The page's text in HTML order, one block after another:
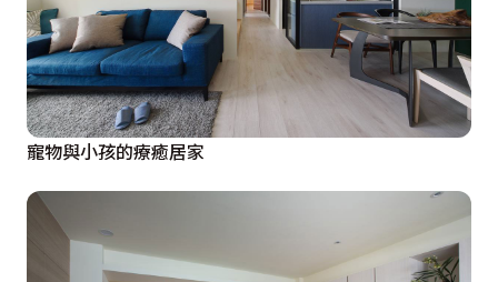
寵物與小孩的療癒居家